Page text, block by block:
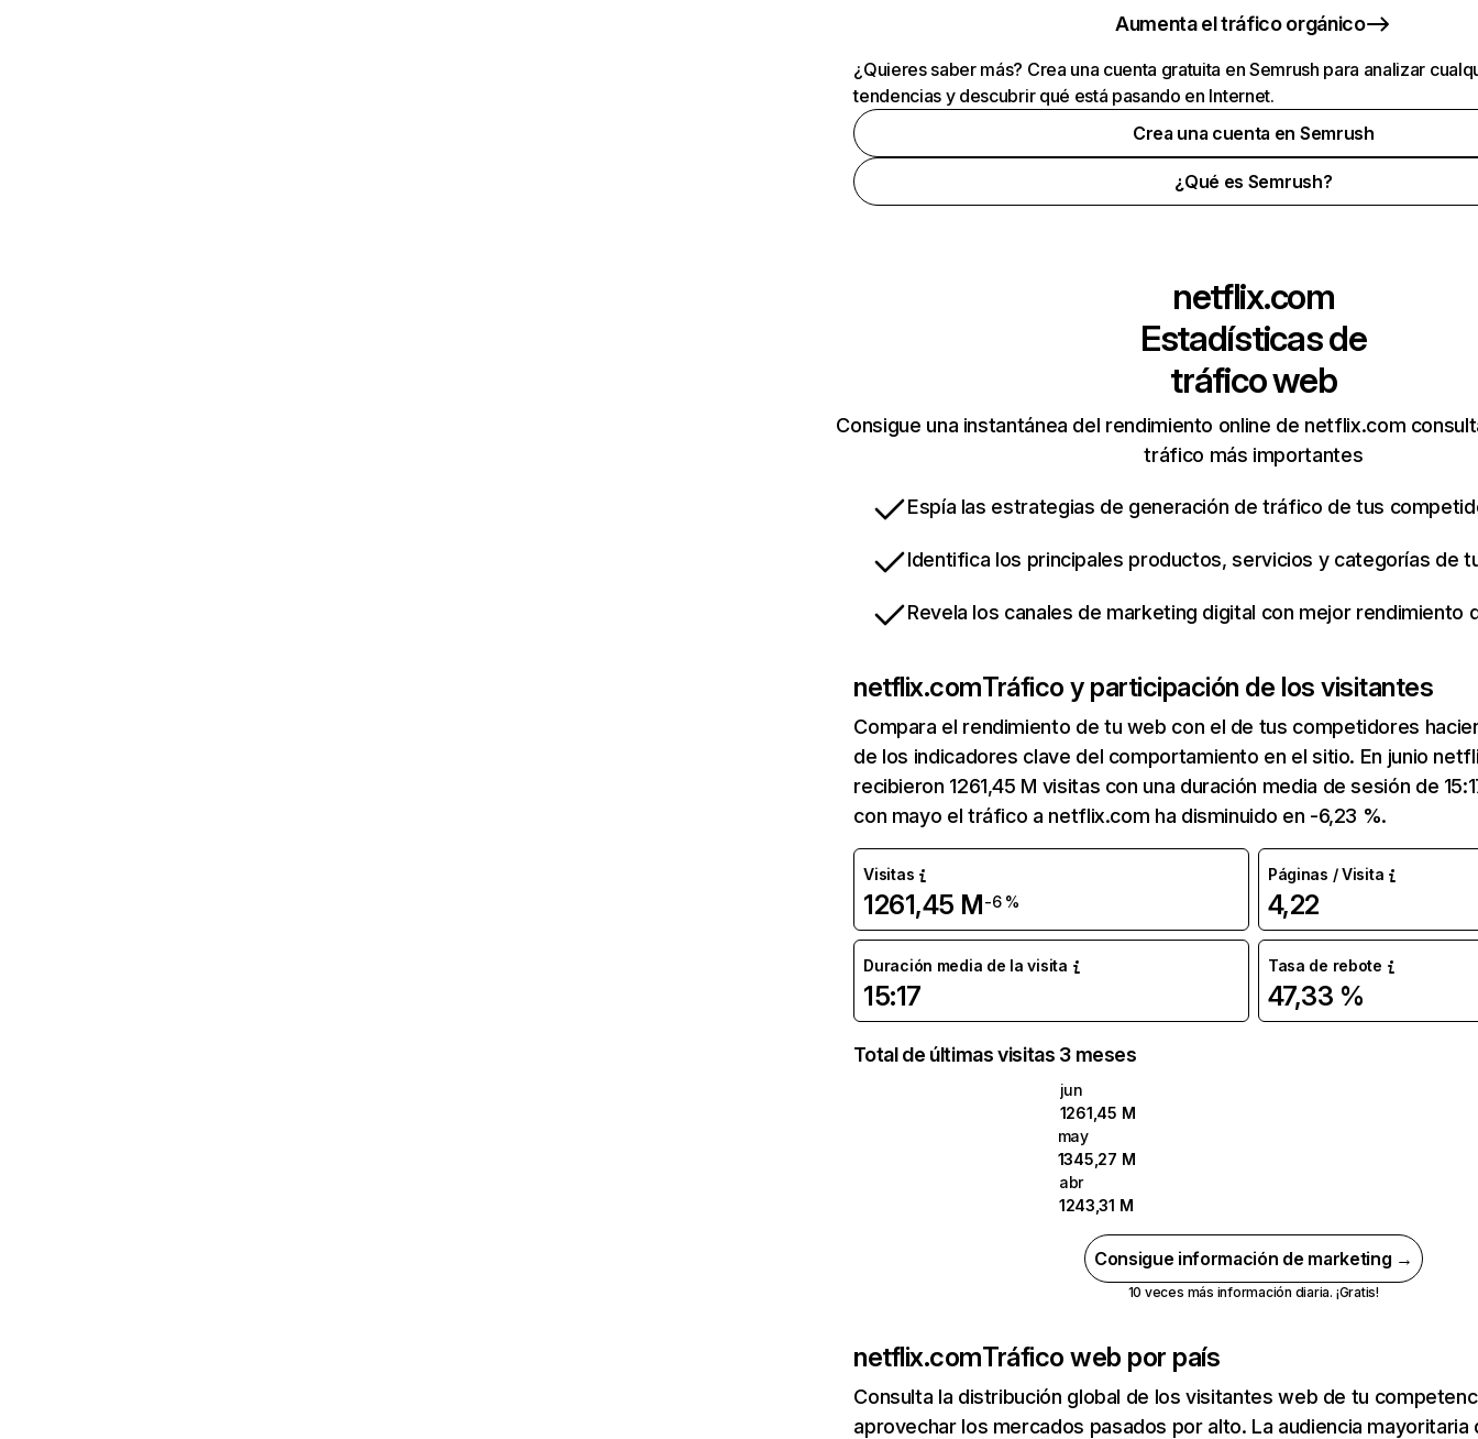
Aumenta el tráfico orgánico
¿Quieres saber más? Crea una cuenta gratuita en Semrush para analizar
tendencias y descubrir qué está pasando en Internet.
Crea una cuenta en Semrush
¿Qué es Semrush?
netflix.com
Estadísticas de
tráfico web
Consigue una instantánea del rendimiento online de netflix.com
tráfico más importantes
Espía las estrategias de generación de tráfico de tus
Identifica los principales productos, servicios y categorías de
Revela los canales de marketing digital con mejor rendimiento
netflix.comTráfico y participación de los visitantes
Compara el rendimiento de tu web con el de tus competidores
de los indicadores clave del comportamiento en el sitio. En junio
recibieron 1261,45 M visitas con una duración media de sesión de
con mayo el tráfico a netflix.com ha disminuido en -6,23 %.
Visitas
1261,45 M-6 %
Páginas / Visita
4,22
Duración media de la visita
15:17
Tasa de rebote
47,33 %
Total de últimas visitas 3 meses
jun
1261,45 M
may
1345,27 M
abr
1243,31 M
Consigue información de marketing →
10 veces más información diaria. ¡Gratis!
netflix.comTráfico web por país
Consulta la distribución global de los visitantes web de tu
aprovechar los mercados pasados por alto. La audiencia